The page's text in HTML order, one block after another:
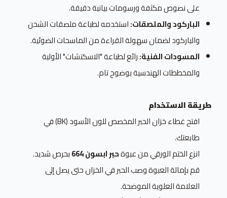
على نصوص مكثفة ورسومات بيانية دقيقة.
الباركود والملصقات:استخدمه لطباعة ملصقات الشحن
والباركود لضمان سهولة القراءة من الماسحات الضوئية.
المسودات الفنية:رائع لطباعة "الاسكتشات" الأولية
والمخططات الهندسية بوضوح تام.
طريقة الاستخدام
افتح غطاء خزان الحبر المخصص للون الأسود (BK) في
طابعتك.
انزع الختم الورقي من عبوةحبر ابسون 664
بحرص شديد.
قم بإمالة العبوة وصب الحبر في الخزان حتى يصل إلى
العلامة العلوية الموضحة.